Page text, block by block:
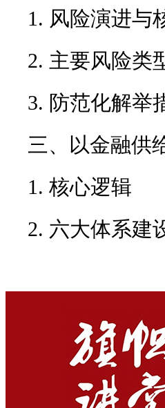
1. 风险演进与
2. 主要风险类
3. 防范化解举
三、以金融供
1. 核心逻辑
2. 六大体系建